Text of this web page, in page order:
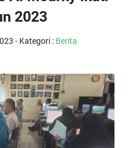
2023
- Kategori : Berita